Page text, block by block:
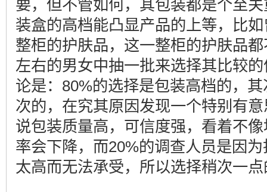
要，但不管如何，其包装都是个至
装盒的高档能凸显产品的上等，比
整柜的护肤品，这一整柜的护肤品
左右的男女中抽一批来选择其比较
论是：80%的选择是包装高档的，
次的，在究其原因发现一个特别有
说包装质量高，可信度强，看着不
率会下降，而20%的调查人员是因
太高而无法承受，所以选择稍次一